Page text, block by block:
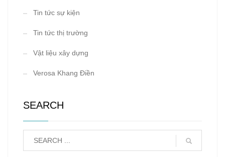
Tin tức sự kiện
Tin tức thị trường
Vật liệu xây dựng
Verosa Khang Điền
SEARCH